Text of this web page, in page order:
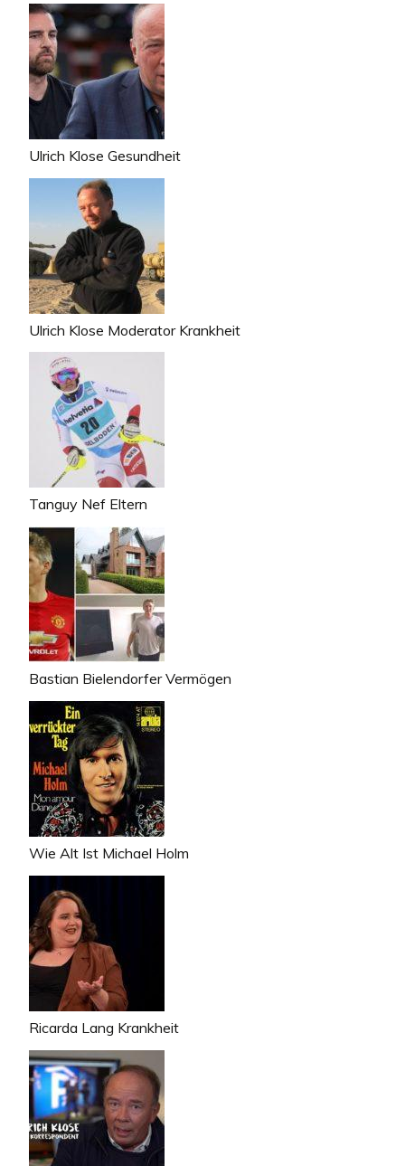
Ulrich Klose Gesundheit
Ulrich Klose Moderator Krankheit
Tanguy Nef Eltern
Bastian Bielendorfer Vermögen
Wie Alt Ist Michael Holm
Ricarda Lang Krankheit